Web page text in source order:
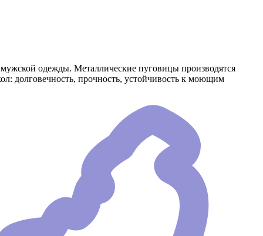
одежды. Металлические пуговицы производятся
долговечность, прочность, устойчивость к моющим